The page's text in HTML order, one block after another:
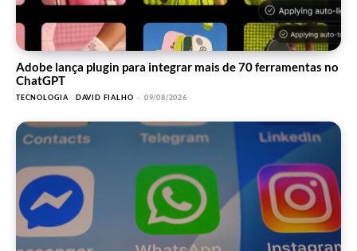
Adobe lança plugin para integrar mais de 70 ferramentas no
ChatGPT
TECNOLOGIA DAVID FIALHO - 09/08/2026